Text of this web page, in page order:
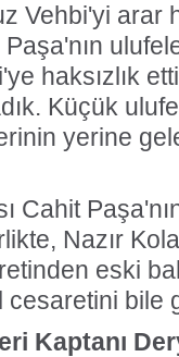
Vehbi'yi arar
Paşa'nın
haksızlık
Küçük
yerine
Cahit
Nazır
eski
bile
Kaptanı